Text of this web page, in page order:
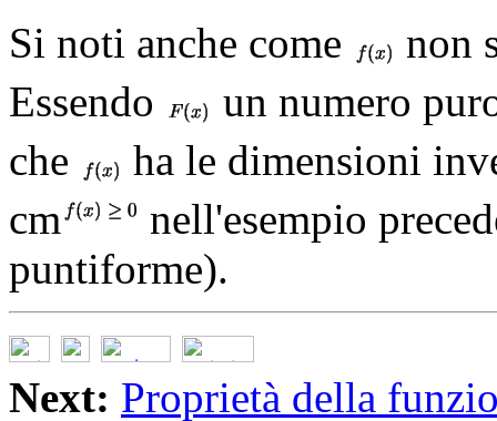
Si noti anche come
non
Essendo
un numero
che
ha le dimensioni
cm
nell'esempio
puntiforme).
Next: Proprietà della